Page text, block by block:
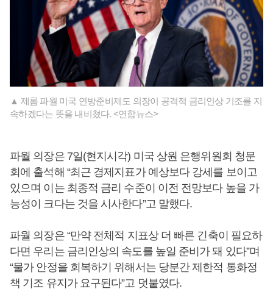
▲ 제롬 파월 미국 연방준비제도 의장이 공격적 금리인상 기조를 지
속하겠다는 뜻을 내비쳤다. <연합뉴스>
파월 의장은 7일(현지시각) 미국 상원 은행위원회 청문
회에 출석해 “최근 경제지표가 예상보다 강세를 보이고
있으며 이는 최종적 금리 수준이 이전 전망보다 높을 가
능성이 크다는 것을 시사한다”고 말했다.
파월 의장은 “만약 전체적 지표상 더 빠른 긴축이 필요하
다면 우리는 금리인상의 속도를 높일 준비가 돼 있다”며
“물가 안정을 회복하기 위해서는 당분간 제한적 통화정
책 기조 유지가 요구된다”고 덧붙였다.